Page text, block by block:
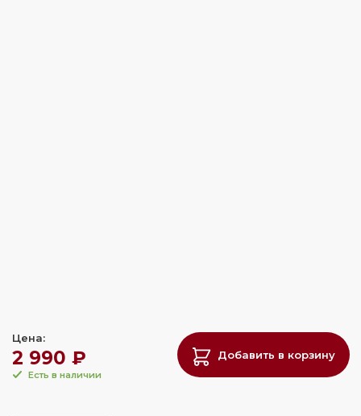
Цена:
2 990 ₽
Есть в наличии
Добавить в корзину